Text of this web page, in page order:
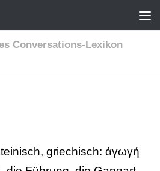
Conversations-Lexikon
griechisch: ἀγωγή